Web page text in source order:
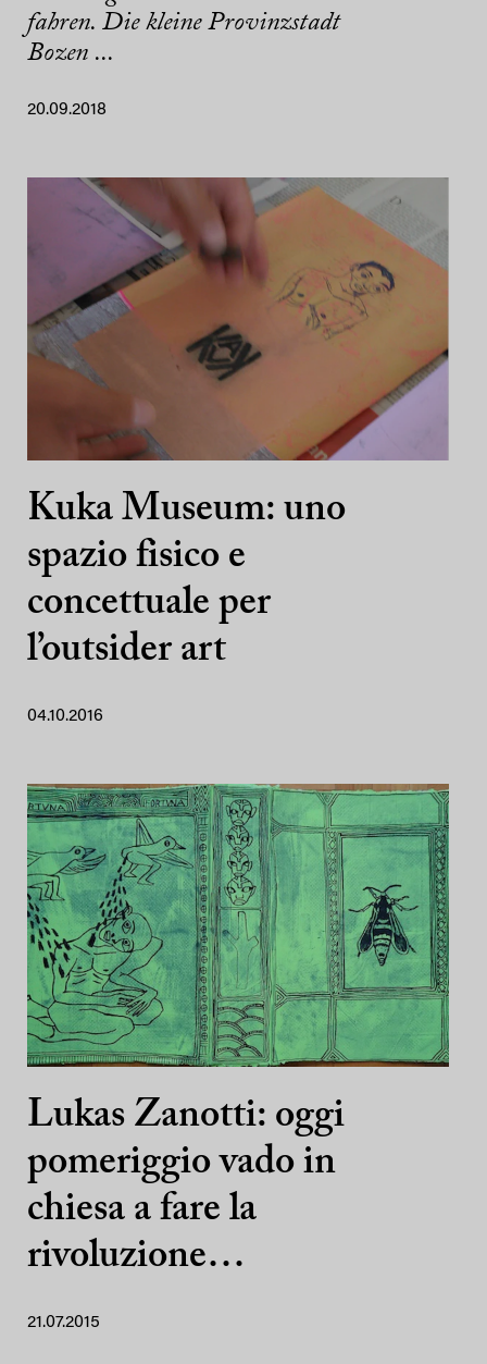
fahren. Die kleine Provinzstadt
Bozen ...
20.09.2018
Kuka Museum: uno
spazio fisico e
concettuale per
l’outsider art
04.10.2016
Lukas Zanotti: oggi
pomeriggio vado in
chiesa a fare la
rivoluzione…
21.07.2015